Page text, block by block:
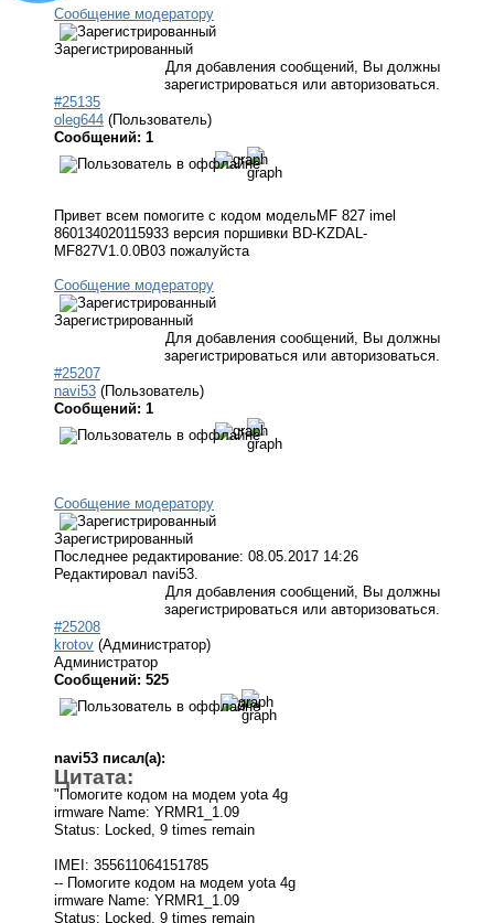
Сообщение модератору
Зарегистрированный
Для добавления сообщений, Вы должны
зарегистрироваться или авторизоваться.
#25135
oleg644 (Пользователь)
Сообщений: 1
Привет всем помогите с кодом модельMF 827 imel
860134020115933 версия поршивки BD-KZDAL-
MF827V1.0.0B03 пожалуйста
Сообщение модератору
Зарегистрированный
Для добавления сообщений, Вы должны
зарегистрироваться или авторизоваться.
#25207
navi53 (Пользователь)
Сообщений: 1
Сообщение модератору
Зарегистрированный
Последнее редактирование: 08.05.2017 14:26
Редактировал navi53.
Для добавления сообщений, Вы должны
зарегистрироваться или авторизоваться.
#25208
krotov (Администратор)
Администратор
Сообщений: 525
navi53 писал(а):
Цитата:
"Помогите кодом на модем yota 4g
irmware Name: YRMR1_1.09
Status: Locked, 9 times remain
IMEI: 355611064151785
-- Помогите кодом на модем yota 4g
irmware Name: YRMR1_1.09
Status: Locked, 9 times remain